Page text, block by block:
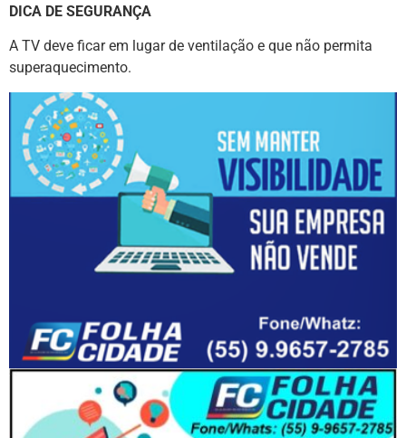
DICA DE SEGURANÇA
A TV deve ficar em lugar de ventilação e que não permita
superaquecimento.